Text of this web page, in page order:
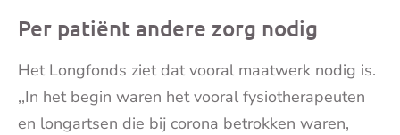
Per patiënt andere zorg nodig
Het Longfonds ziet dat vooral maatwerk nodig is.
,,In het begin waren het vooral fysiotherapeuten
en longartsen die bij corona betrokken waren,